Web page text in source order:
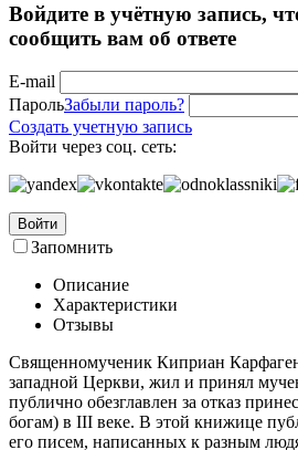
Войдите в учётную запись,
сообщить вам об ответе
E-mail
ПарольЗабыли пароль?
Создать учетную запись
Войти через соц. сеть:
Войти
Запомнить
Описание
Характеристики
Отзывы
Священномученик Киприан
западной Церкви, жил и принял
публично обезглавлен за отказ
богам) в III веке. В этой книжице
его писем, написанных к разным